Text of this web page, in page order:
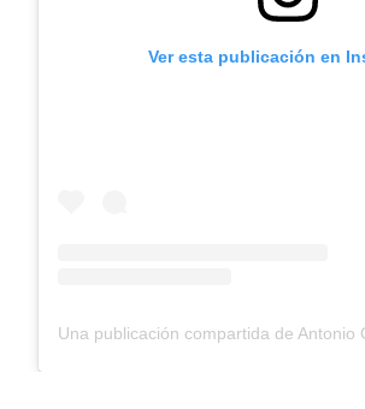
Ver esta publicación en